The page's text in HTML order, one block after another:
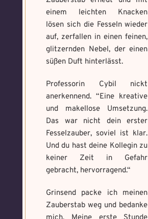
einem leichten Knacken
lösen sich die Fesseln wieder
auf, zerfallen in einen feinen,
glitzernden Nebel, der einen
süßen Duft hinterlässt.
Professorin Cybil nickt
anerkennend. “Eine kreative
und makellose Umsetzung.
Das war nicht dein erster
Fesselzauber, soviel ist klar.
Und du hast deine Kollegin zu
keiner Zeit in Gefahr
gebracht, hervorragend.“
Grinsend packe ich meinen
Zauberstab weg und bedanke